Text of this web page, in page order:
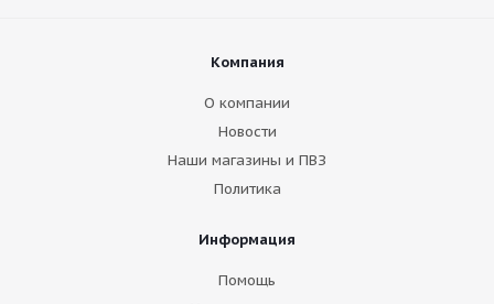
Компания
О компании
Новости
Наши магазины и ПВЗ
Политика
Информация
Помощь